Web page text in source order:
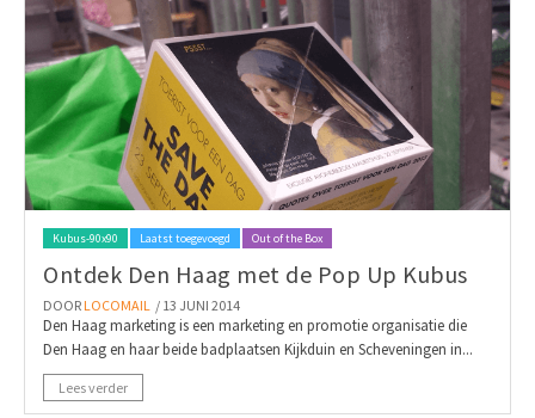
Kubus-90x90 Laatst toegevoegd Out of the Box
Ontdek Den Haag met de Pop Up Kubus
DOOR LOCOMAIL / 13 JUNI 2014
Den Haag marketing is een marketing en promotie organisatie die
Den Haag en haar beide badplaatsen Kijkduin en Scheveningen in...
Lees verder